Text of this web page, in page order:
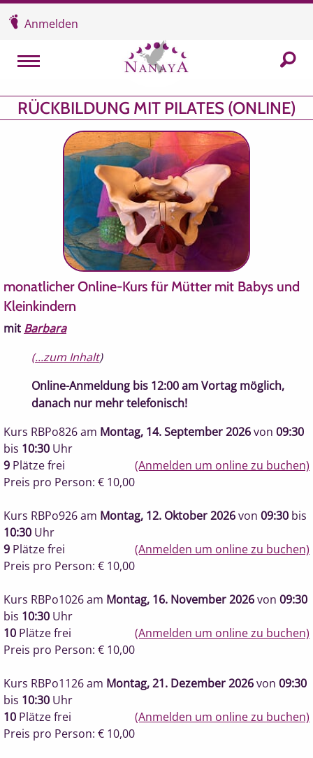
Überspringen und zum Inhalt
Anmelden
MENU In
RÜCKBILDUNG MIT PILATES (ONLINE)
monatlicher Online-Kurs für Mütter mit Babys und
Kleinkindern
mit Barbara
(...zum Inhalt)
Online-Anmeldung bis 12:00 am Vortag möglich,
danach nur mehr telefonisch!
Kurs RBPo826am Montag, 14. September 2026von 09:30
bis 10:30 Uhr
9 Plätze frei
(Anmelden um online zu buchen)
Preis pro Person: € 10,00
Kurs RBPo926am Montag, 12. Oktober 2026von 09:30 bis
10:30 Uhr
9 Plätze frei
(Anmelden um online zu buchen)
Preis pro Person: € 10,00
Kurs RBPo1026am Montag, 16. November 2026von 09:30
bis 10:30 Uhr
10 Plätze frei
(Anmelden um online zu buchen)
Preis pro Person: € 10,00
Kurs RBPo1126am Montag, 21. Dezember 2026von 09:30
bis 10:30 Uhr
10 Plätze frei
(Anmelden um online zu buchen)
Preis pro Person: € 10,00